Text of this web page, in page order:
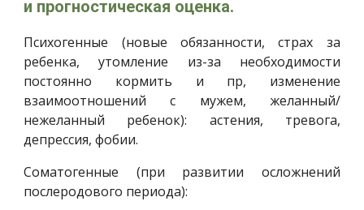
и прогностическая оценка.
Психогенные (новые обязанности, страх за
ребенка, утомление из-за необходимости
постоянно кормить и пр, изменение
взаимоотношений с мужем, желанный/
нежеланный ребенок): астения, тревога,
депрессия, фобии.
Соматогенные (при развитии осложнений
послеродового периода):